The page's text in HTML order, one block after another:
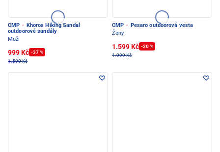
CMP ·
Khoros Hiking Sandal
outdoorové sandály
Muži
999 Kč -37 %
1.599 Kč
CMP ·
Pesaro outdoorová vesta
Ženy
1.599 Kč -20 %
1.999 Kč